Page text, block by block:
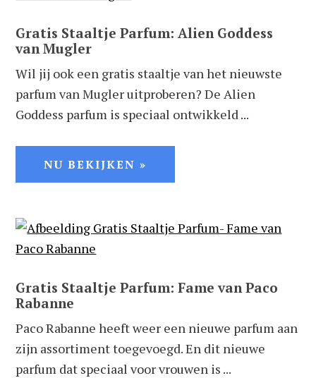
Gratis Staaltje Parfum: Alien Goddess
van Mugler
Wil jij ook een gratis staaltje van het nieuwste
parfum van Mugler uitproberen? De Alien
Goddess parfum is speciaal ontwikkeld ...
NU BEKIJKEN »
Gratis Staaltje Parfum: Fame van Paco
Rabanne
Paco Rabanne heeft weer een nieuwe parfum aan
zijn assortiment toegevoegd. En dit nieuwe
parfum dat speciaal voor vrouwen is ...